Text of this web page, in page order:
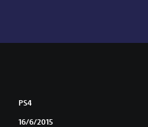
PS4
16/6/2015